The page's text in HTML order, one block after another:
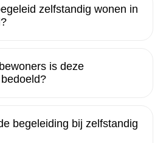
zelfstandig wonen in
is deze
begeleiding bij zelfstandig